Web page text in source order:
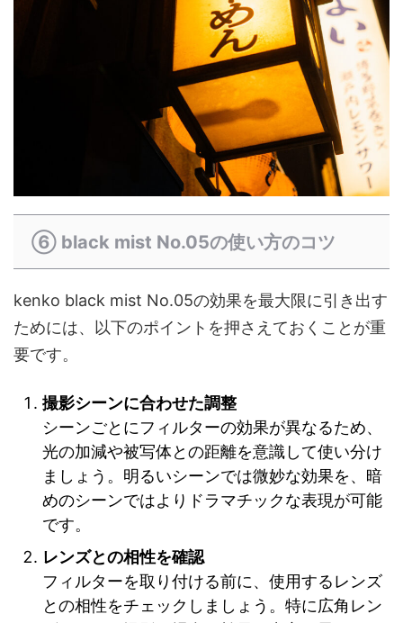
⑥ black mist No.05の使い方のコツ
kenko black mist No.05の効果を最大限に引き出す
ためには、以下のポイントを押さえておくことが重
要です。
撮影シーンに合わせた調整
シーンごとにフィルターの効果が異なるため、
光の加減や被写体との距離を意識して使い分け
ましょう。明るいシーンでは微妙な効果を、暗
めのシーンではよりドラマチックな表現が可能
です。
レンズとの相性を確認
フィルターを取り付ける前に、使用するレンズ
との相性をチェックしましょう。特に広角レン